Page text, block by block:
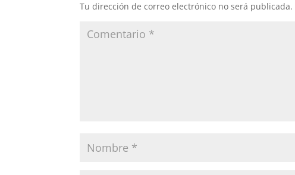
Tu dirección de correo electrónico no será publicada.